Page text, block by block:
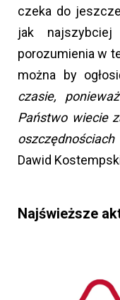
czeka do
jak najszybciej
porozumienia w
można by
czasie,
Państwo wiecie
oszczędnościach
Dawid
Najświeższe